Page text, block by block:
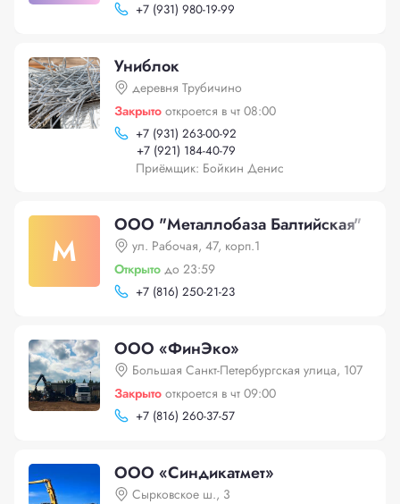
+7 (931) 980-19-99
Униблок
деревня Трубичино
Закрыто откроется в чт 08:00
+7 (931) 263-00-92
+7 (921) 184-40-79
Приёмщик: Бойкин Денис
М
ООО "Металлобаза Балтийская"
ул. Рабочая, 47, корп.1
Открыто до 23:59
+7 (816) 250-21-23
ООО «ФинЭко»
Большая Санкт-Петербургская улица, 107
Закрыто откроется в чт 09:00
+7 (816) 260-37-57
ООО «Синдикатмет»
Сырковское ш., 3